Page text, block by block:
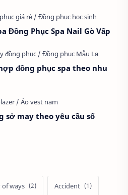
Đồng Phục Spa Nail Gò Vấp
đồng phục spa theo nhu
sở may theo yêu cầu số
of ways Accident